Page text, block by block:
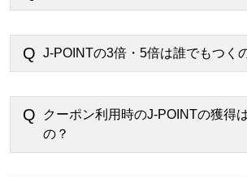
J-POINTの3倍・5倍は誰でもつく
クーポン利用時のJ-POINTの獲得
の？